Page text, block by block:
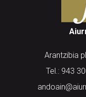
Arantzibia
Tel.: 943